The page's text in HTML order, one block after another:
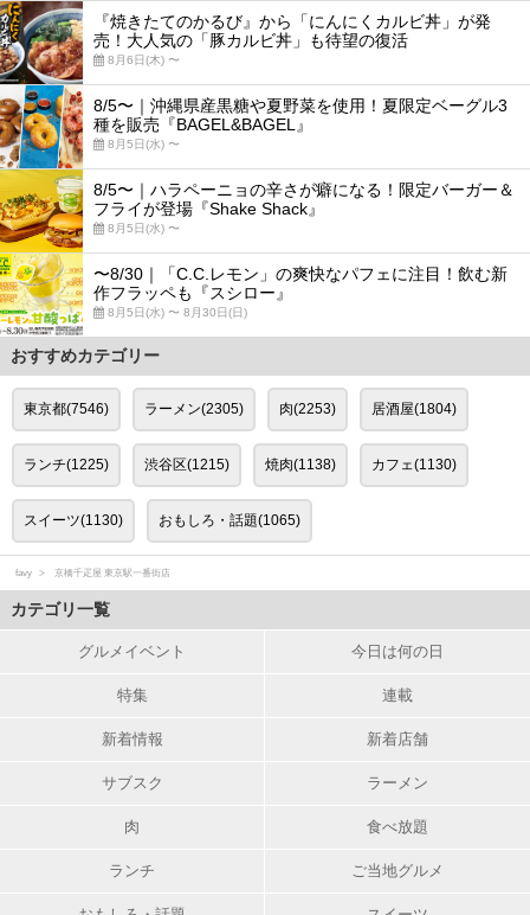
『焼きたてのかるび』から「にんにくカルビ丼」が発
売！大人気の「豚カルビ丼」も待望の復活
8月6日(木) 〜
8/5〜｜沖縄県産黒糖や夏野菜を使用！夏限定ベーグル3
種を販売『BAGEL&BAGEL』
8月5日(水) 〜
8/5〜｜ハラペーニョの辛さが癖になる！限定バーガー＆
フライが登場『Shake Shack』
8月5日(水) 〜
〜8/30｜「C.C.レモン」の爽快なパフェに注目！飲む新
作フラッペも『スシロー』
8月5日(水) 〜 8月30日(日)
おすすめカテゴリー
東京都(7546) ラーメン(2305) 肉(2253) 居酒屋(1804)
ランチ(1225) 渋谷区(1215) 焼肉(1138) カフェ(1130)
スイーツ(1130) おもしろ・話題(1065)
favy 京橋千疋屋 東京駅一番街店
カテゴリ一覧
グルメイベント 今日は何の日
特集 連載
新着情報 新着店舗
サブスク ラーメン
肉 食べ放題
ランチ ご当地グルメ